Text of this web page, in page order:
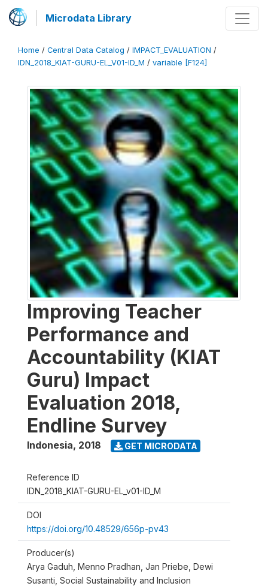
Microdata Library
Home / Central Data Catalog / IMPACT_EVALUATION /
IDN_2018_KIAT-GURU-EL_V01-ID_M / variable [F124]
Improving Teacher
Performance and
Accountability (KIAT
Guru) Impact
Evaluation 2018,
Endline Survey
Indonesia, 2018 GET MICRODATA
Reference ID
IDN_2018_KIAT-GURU-EL_v01-ID_M
DOI
https://doi.org/10.48529/656p-pv43
Producer(s)
Arya Gaduh, Menno Pradhan, Jan Priebe, Dewi
Susanti, Social Sustainability and Inclusion